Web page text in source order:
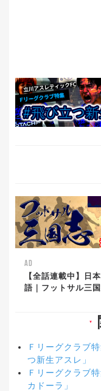
AD
【全話連載中】日
語｜フットサル三
▼
Ｆリーグクラブ
つ新生アスレ」
Ｆリーグクラブ
カドーラ」